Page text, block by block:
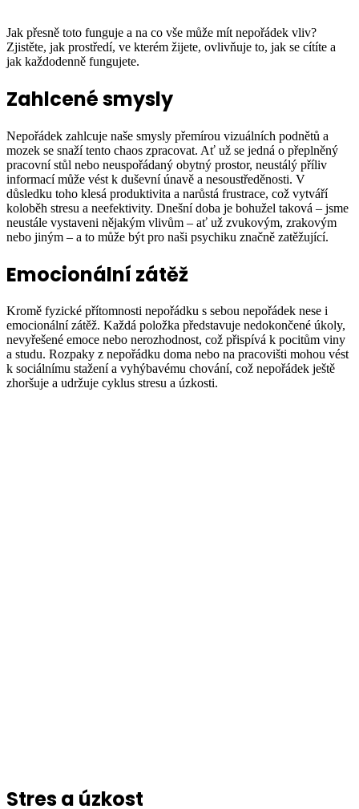
Jak přesně toto funguje a na co vše může mít nepořádek vliv?
Zjistěte, jak prostředí, ve kterém žijete, ovlivňuje to, jak se cítíte a
jak každodenně fungujete.
Zahlcené smysly
Nepořádek zahlcuje naše smysly přemírou vizuálních podnětů a
mozek se snaží tento chaos zpracovat. Ať už se jedná o přeplněný
pracovní stůl nebo neuspořádaný obytný prostor, neustálý příliv
informací může vést k duševní únavě a nesoustředěnosti. V
důsledku toho klesá produktivita a narůstá frustrace, což vytváří
koloběh stresu a neefektivity. Dnešní doba je bohužel taková – jsme
neustále vystaveni nějakým vlivům – ať už zvukovým, zrakovým
nebo jiným – a to může být pro naši psychiku značně zatěžující.
Emocionální zátěž
Kromě fyzické přítomnosti nepořádku s sebou nepořádek nese i
emocionální zátěž. Každá položka představuje nedokončené úkoly,
nevyřešené emoce nebo nerozhodnost, což přispívá k pocitům viny
a studu. Rozpaky z nepořádku doma nebo na pracovišti mohou vést
k sociálnímu stažení a vyhýbavému chování, což nepořádek ještě
zhoršuje a udržuje cyklus stresu a úzkosti.
Stres a úzkost